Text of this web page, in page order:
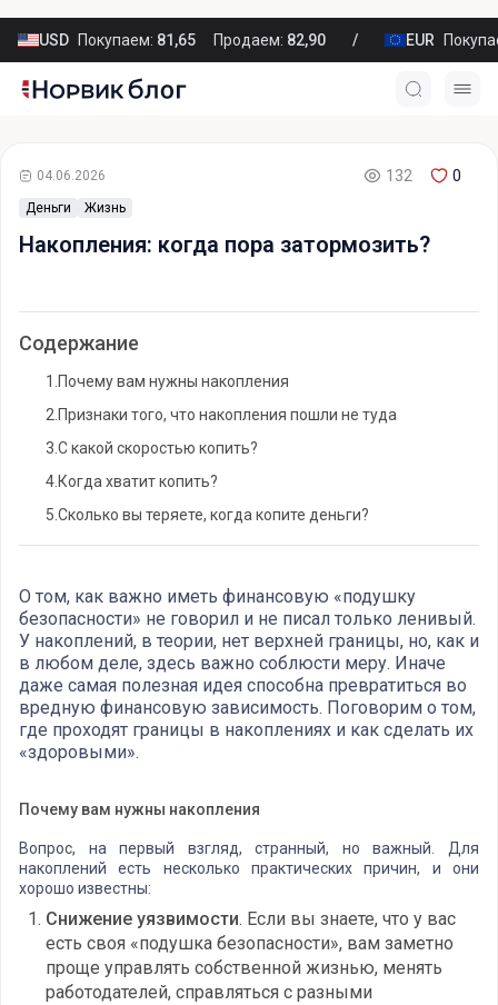
USD Покупаем: 81,65 Продаем: 82,90 EUR
Деньги Жизнь
04.06.2026 132 0
Накопления: когда пора затормозить?
Содержание
1. Почему вам нужны накопления
2. Признаки того, что накопления пошли не туда
3. С какой скоростью копить?
4. Когда хватит копить?
5. Сколько вы теряете, когда копите деньги?
О том, как важно иметь финансовую «подушку
безопасности» не говорил и не писал только ленивый.
У накоплений, в теории, нет верхней границы, но, как и
в любом деле, здесь важно соблюсти меру. Иначе
даже самая полезная идея способна превратиться во
вредную финансовую зависимость. Поговорим о том,
где проходят границы в накоплениях и как сделать их
«здоровыми».
Почему вам нужны накопления
Вопрос, на первый взгляд, странный, но важный. Для
накоплений есть несколько практических причин, и они
хорошо известны:
Снижение уязвимости. Если вы знаете, что у вас
есть своя «подушка безопасности», вам заметно
проще управлять собственной жизнью, менять
работодателей, справляться с разными